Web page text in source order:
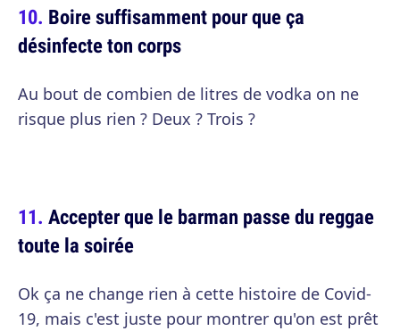
Boire suffisamment pour que ça
désinfecte ton corps
Au bout de combien de litres de vodka on ne
risque plus rien ? Deux ? Trois ?
Accepter que le barman passe du reggae
toute la soirée
Ok ça ne change rien à cette histoire de Covid-
19, mais c'est juste pour montrer qu'on est prêt